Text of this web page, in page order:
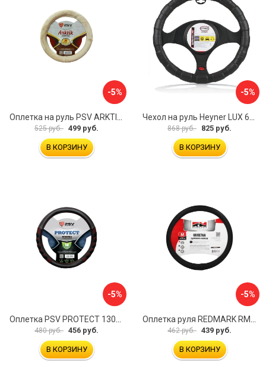
-5%
525 руб. 499 руб.
В КОРЗИНУ
-5%
868 руб. 825 руб.
В КОРЗИНУ
-5%
Оплетка PSV PROTECT 130503
480 руб. 456 руб.
В КОРЗИНУ
-5%
Оплетка руля REDMARK RM78002
462 руб. 439 руб.
В КОРЗИНУ